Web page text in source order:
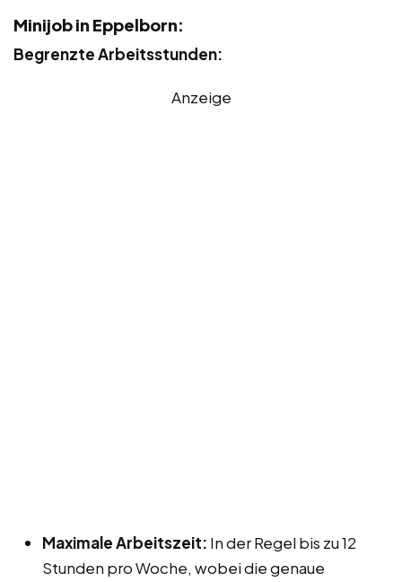
Minijob in Eppelborn:
Begrenzte Arbeitsstunden:
Anzeige
Maximale Arbeitszeit: In der Regel bis zu 12
Stunden pro Woche, wobei die genaue